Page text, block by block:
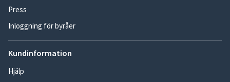
Press
Inloggning för byråer
Kundinformation
Hjälp